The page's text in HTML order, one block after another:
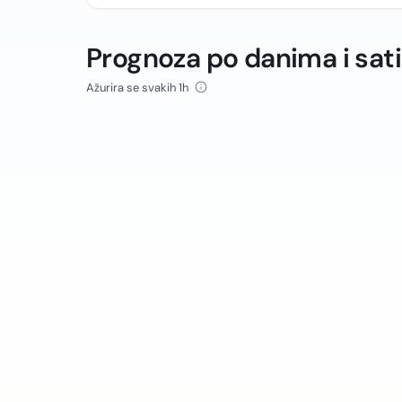
Prognoza po danima i
Ažurira se svakih 1h